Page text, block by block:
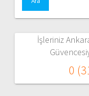
İşleriniz
0